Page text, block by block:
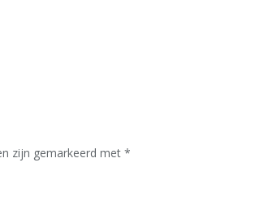
zijn gemarkeerd met *